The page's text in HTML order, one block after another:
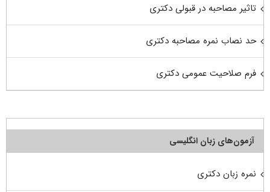
تاثیر مصاحبه در قبولی دکتری
حد نصاب نمره مصاحبه دکتری
فرم صلاحیت عمومی دکتری
آزمون‌های زبان انگلیسی
نمره زبان دکتری